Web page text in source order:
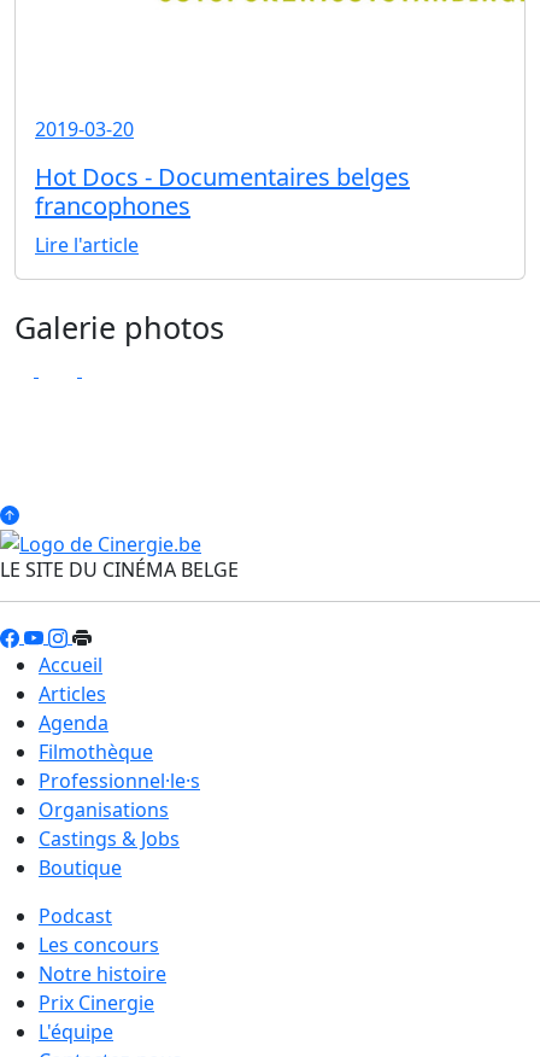
2019-03-20
Hot Docs - Documentaires belges
francophones
Lire l'article
Galerie photos
LE SITE DU CINÉMA BELGE
Accueil
Articles
Agenda
Filmothèque
Professionnel·le·s
Organisations
Castings & Jobs
Boutique
Podcast
Les concours
Notre histoire
Prix Cinergie
L'équipe